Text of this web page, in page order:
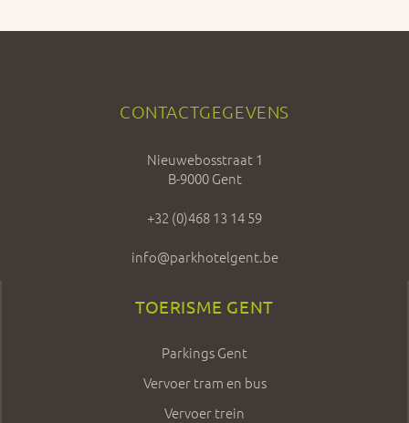
CONTACTGEGEVENS
Nieuwebosstraat 1
B-9000 Gent
+32 (0)468 13 14 59
info@parkhotelgent.be
TOERISME GENT
Parkings Gent
Vervoer tram en bus
Vervoer trein